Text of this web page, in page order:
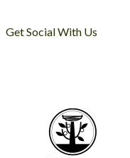
Get Social With Us